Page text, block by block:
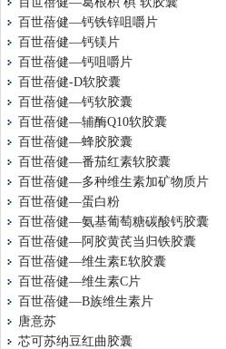
百世蓓健—钙铁锌咀嚼片
百世蓓健—钙镁片
百世蓓健—钙咀嚼片
百世蓓健-D软胶囊
百世蓓健—钙软胶囊
百世蓓健—辅酶Q10软胶囊
百世蓓健—蜂胶胶囊
百世蓓健—番茄红素软胶囊
百世蓓健—多种维生素加矿物质片
百世蓓健—蛋白粉
百世蓓健—氨基葡萄糖碳酸钙胶囊
百世蓓健—阿胶黄芪当归铁胶囊
百世蓓健—维生素E软胶囊
百世蓓健—维生素C片
百世蓓健—B族维生素片
唐意苏
芯可苏纳豆红曲胶囊